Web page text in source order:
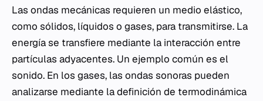
Las ondas mecánicas requieren un medio elástico,
como sólidos, líquidos o gases, para transmitirse. La
energía se transfiere mediante la interacción entre
partículas adyacentes. Un ejemplo común es el
sonido. En los gases, las ondas sonoras pueden
analizarse mediante la definición de termodinámica